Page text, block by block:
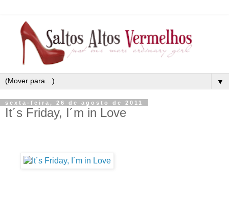
▼
sexta-feira, 26 de agosto de 2011
It´s Friday, I´m in Love